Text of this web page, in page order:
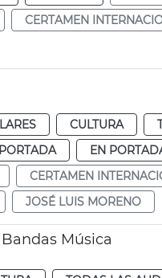
CERTAMEN
CULTURA
EN
CERTAMEN
JOSÉ LUIS MORENO
Música